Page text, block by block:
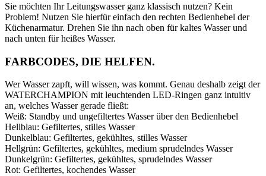
Sie möchten Ihr Leitungswasser ganz klassisch nutzen? Kein
Problem! Nutzen Sie hierfür einfach den rechten Bedienhebel der
Küchenarmatur. Drehen Sie ihn nach oben für kaltes Wasser und
nach unten für heißes Wasser.
FARBCODES, DIE HELFEN.
Wer Wasser zapft, will wissen, was kommt. Genau deshalb zeigt der
WATERCHAMPION mit leuchtenden LED-Ringen ganz intuitiv
an, welches Wasser gerade fließt:
Weiß: Standby und ungefiltertes Wasser über den Bedienhebel
Hellblau: Gefiltertes, stilles Wasser
Dunkelblau: Gefiltertes, gekühltes, stilles Wasser
Hellgrün: Gefiltertes, gekühltes, medium sprudelndes Wasser
Dunkelgrün: Gefiltertes, gekühltes, sprudelndes Wasser
Rot: Gefiltertes, kochendes Wasser